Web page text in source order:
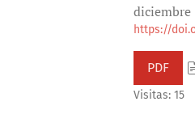
diciembre
https://
PDF
Visitas: 15